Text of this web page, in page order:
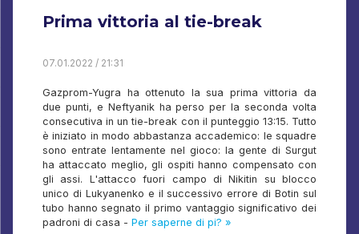
Prima vittoria al tie-break
07.01.2022 / 21:31
Gazprom-Yugra ha ottenuto la sua prima vittoria da
due punti, e Neftyanik ha perso per la seconda volta
consecutiva in un tie-break con il punteggio 13:15. Tutto
è iniziato in modo abbastanza accademico: le squadre
sono entrate lentamente nel gioco: la gente di Surgut
ha attaccato meglio, gli ospiti hanno compensato con
gli assi. L'attacco fuori campo di Nikitin su blocco
unico di Lukyanenko e il successivo errore di Botin sul
tubo hanno segnato il primo vantaggio significativo dei
padroni di casa - Per saperne di pi? »